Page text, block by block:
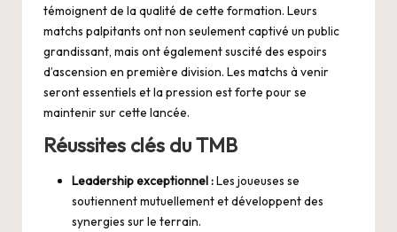
témoignent de la qualité de cette formation. Leurs
matchs palpitants ont non seulement captivé un public
grandissant, mais ont également suscité des espoirs
d’ascension en première division. Les matchs à venir
seront essentiels et la pression est forte pour se
maintenir sur cette lancée.
Réussites clés du TMB
Leadership exceptionnel :Les joueuses se
soutiennent mutuellement et développent des
synergies sur le terrain.